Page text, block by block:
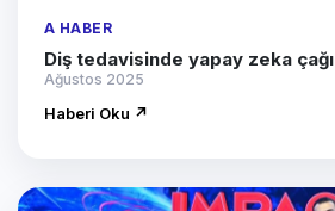
A HABER
Diş tedavisinde yapay zeka çağı
Ağustos 2025
Haberi Oku ↗